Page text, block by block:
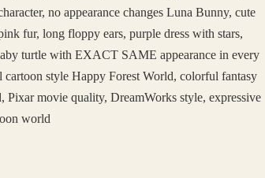
no appearance changes Luna Bunny, cute
fur, long floppy ears, purple dress with stars,
turtle with EXACT SAME appearance in every
style Happy Forest World, colorful fantasy
Pixar movie quality, DreamWorks style, expressive
world